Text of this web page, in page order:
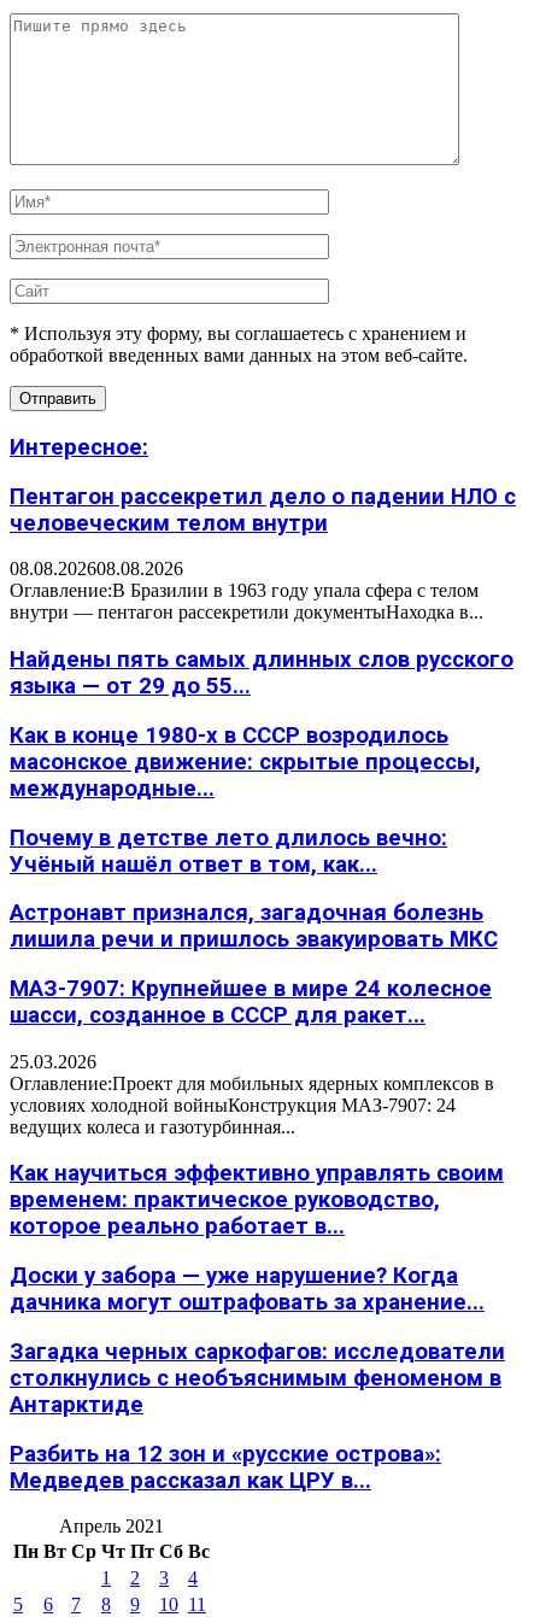
* Используя эту форму, вы соглашаетесь с хранением и
обработкой введенных вами данных на этом веб-сайте.
Интересное:
Пентагон рассекретил дело о падении НЛО с
человеческим телом внутри
08.08.202608.08.2026
Оглавление:В Бразилии в 1963 году упала сфера с телом
внутри — пентагон рассекретили документыНаходка в...
Найдены пять самых длинных слов русского
языка — от 29 до 55...
Как в конце 1980-х в СССР возродилось
масонское движение: скрытые процессы,
международные...
Почему в детстве лето длилось вечно:
Учёный нашёл ответ в том, как...
Астронавт признался, загадочная болезнь
лишила речи и пришлось эвакуировать МКС
МАЗ-7907: Крупнейшее в мире 24 колесное
шасси, созданное в СССР для ракет...
25.03.2026
Оглавление:Проект для мобильных ядерных комплексов в
условиях холодной войныКонструкция МАЗ-7907: 24
ведущих колеса и газотурбинная...
Как научиться эффективно управлять своим
временем: практическое руководство,
которое реально работает в...
Доски у забора — уже нарушение? Когда
дачника могут оштрафовать за хранение...
Загадка черных саркофагов: исследователи
столкнулись с необъяснимым феноменом в
Антарктиде
Разбить на 12 зон и «русские острова»:
Медведев рассказал как ЦРУ в...
Апрель 2021
Пн Вт Ср Чт Пт Сб Вс
1
2 3
4
5
6 7 8 9 10 11